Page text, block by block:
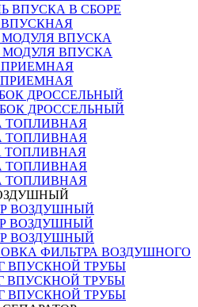
ВПУСКА В СБОРЕ
ВПУСКНАЯ
МОДУЛЯ ВПУСКА
МОДУЛЯ ВПУСКА
ПРИЕМНАЯ
ПРИЕМНАЯ
ДРОССЕЛЬНЫЙ
ДРОССЕЛЬНЫЙ
ТОПЛИВНАЯ
ТОПЛИВНАЯ
ТОПЛИВНАЯ
ТОПЛИВНАЯ
ТОПЛИВНАЯ
ВОЗДУШНЫЙ
ВОЗДУШНЫЙ
ВОЗДУШНЫЙ
ФИЛЬТРА ВОЗДУШНОГО
ВПУСКНОЙ ТРУБЫ
ВПУСКНОЙ ТРУБЫ
ВПУСКНОЙ ТРУБЫ